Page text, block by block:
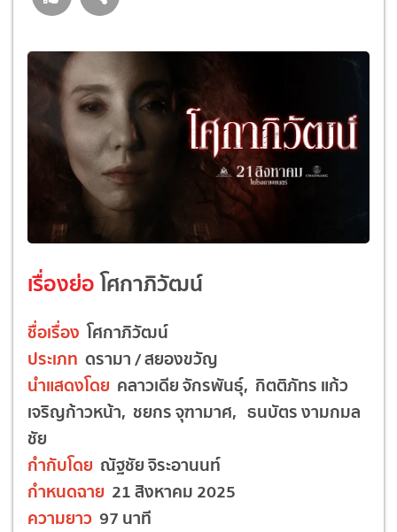
เรื่องย่อโศกาภิวัฒน์
ชื่อเรื่อง โศกาภิวัฒน์
ประเภท ดรามา / สยองขวัญ
นำแสดงโดย คลาวเดีย จักรพันธุ์, กิตติภัทร แก้ว
เจริญก้าวหน้า, ชยกร จุฑามาศ, ธนบัตร งามกมล
ชัย
กำกับโดย ณัฐชัย จิระอานนท์
กำหนดฉาย 21 สิงหาคม 2025
ความยาว 97 นาที